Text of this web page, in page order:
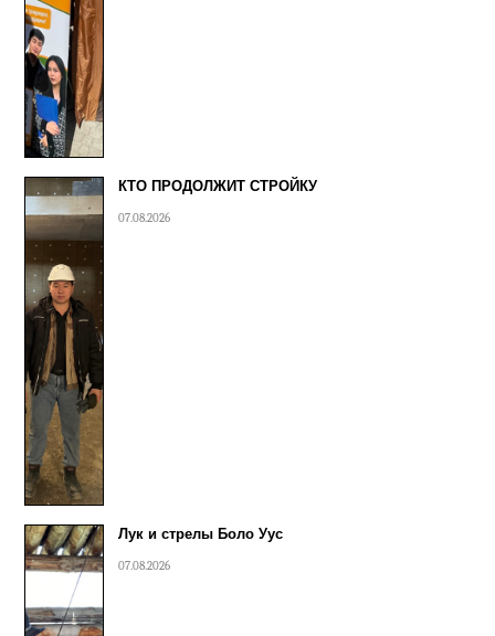
КТО ПРОДОЛЖИТ СТРОЙКУ
07.08.2026
Лук и стрелы Боло Уус
07.08.2026